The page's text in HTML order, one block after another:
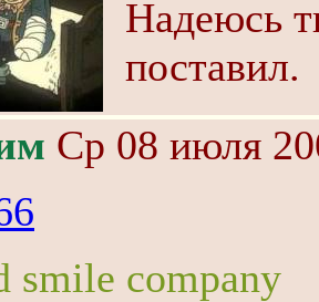
Надеюсь
поставил.
Ср 08 июля
smile company